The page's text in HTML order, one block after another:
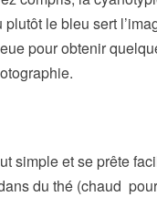
le bleu sert
pour obtenir
simple et se prête
du thé (chaud